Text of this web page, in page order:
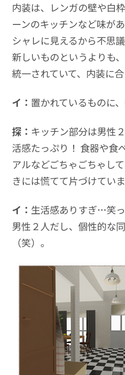
内装は、レンガの壁や白
ーンのキッチンなど味が
シャレに見えるから不思
新しいものというよりも
統一されていて、内装に合
イ： 置かれているものに
探： キッチン部分は男性
活感たっぷり！ 食器や食
アルなどごちゃごちゃし
きには慌てて片づけていま
イ： 生活感ありすぎ…笑っ
男性２人だし、個性的な
（笑）。